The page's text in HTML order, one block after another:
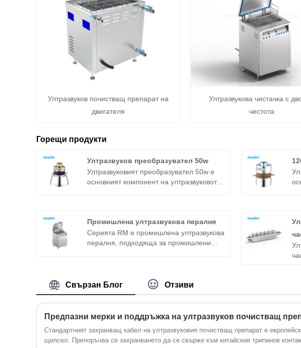
Ултразвуков почистващ препарат на
двигателя
Ултразвукова чистачка с
честота
Горещи продукти
Ултразвуков преобразувател 50w
Ултразвуковият преобразувател 50w е
основният компонент на ултразвуковото
преобразувател 50w е често използван
сандвич преобразувател в допълнение
към магнитострикционната структура.
Промишлена ултразвукова пералня
Серията RM е промишлена ултразвукова
пералня, подходяща за промишлени
която има висока ефективност на
почистване, лесни операции и няма
нужда от отстраняване на грешки на
място. Промишлената ултразвукова
пералня може да се използва широко в
метални изделия, авточасти, почистване
на електроника, медицински
да
Свързан Блог Отзиви
Предпазни мерки и поддръжка на ултразвуков почистващ
Стандартният захранващ кабел на ултразвуковия почистващ препарат е
щепсел. Препоръчва се захранването да се свърже към китайския трипинов